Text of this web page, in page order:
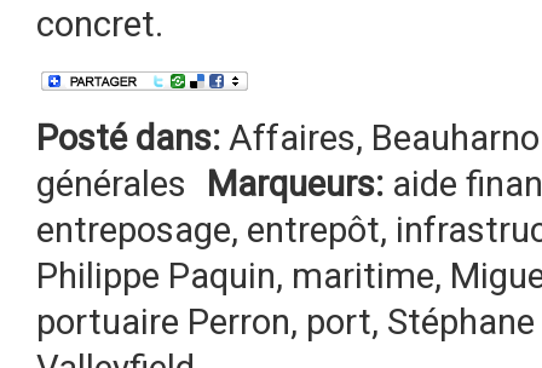
concret.
Posté dans: Affaires,
générales
Marqueurs: aide
entreposage, entrepôt,
Philippe Paquin, maritime,
portuaire Perron, port,